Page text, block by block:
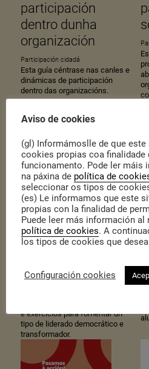
participación
dentro dunha
organización
Participación cidadá
Esta guía céntrase nas canles e
dinámicas de participación
dentro das organizacións.
Liderado
transformador
e exercicios para fomentar un
tipo de liderado democrático e
transformador.
Aviso de cookies
(gl) Informámoslle de que este
cookies propias coa finalidade
funcionamento. Pode ler máis
na páxina de política de
seleccionar os tipos de
(es) Le informamos que este
propias con la finalidad de
Puede leer más información al
política de cookies. A
los tipos de cookies que
Configuración cookies